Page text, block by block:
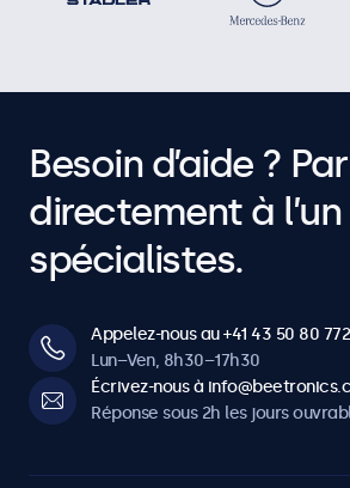
Besoin d’aide ?
directement à
spécialistes.
Appelez-nous au +41 43 50 80 772
Lun–Ven, 8h30–17h30
Écrivez-nous à
Réponse sous 2h les jours